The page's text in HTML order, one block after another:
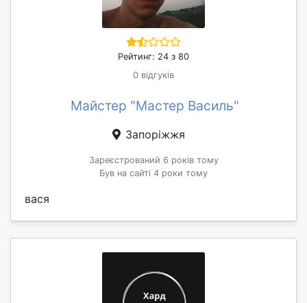
Рейтинг: 24 з 80
0 відгуків
Майстер "Мастер Василь"
Запоріжжя
Зареєстрований 6 років тому
Був на сайті 4 роки тому
вася